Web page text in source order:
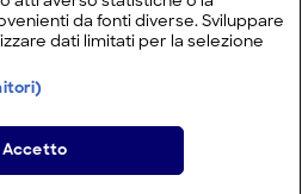
da fonti diverse. Sviluppare
dati limitati per la selezione
Accetto